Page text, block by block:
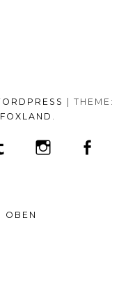
THEME:
FOXLAND
TUMBLR INSTAGRAM
OBEN